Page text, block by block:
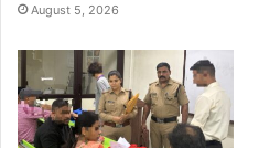
August 5, 2026